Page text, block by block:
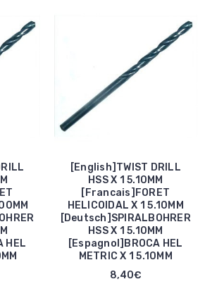
HEL
[English]TWIST DRILL
HSS X 1 5.10MM
[Francais]FORET
HELICOIDAL X 1 5.10MM
[Deutsch]SPIRALBOHRER
HSS X 1 5.10MM
[Espagnol]BROCA HEL
METRIC X 1 5.10MM
8,40€